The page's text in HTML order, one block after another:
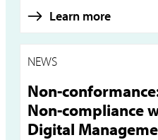
Learn more
NEWS
Non-
Non-compliance
Digital